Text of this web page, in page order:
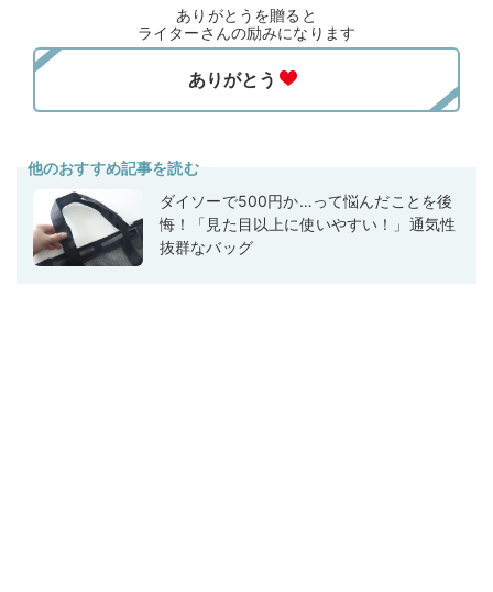
ありがとうを贈ると
ライターさんの励みになります
他のおすすめ記事を読む
ダイソーで500円か…って悩んだことを後
悔！「見た目以上に使いやすい！」通気性
抜群なバッグ